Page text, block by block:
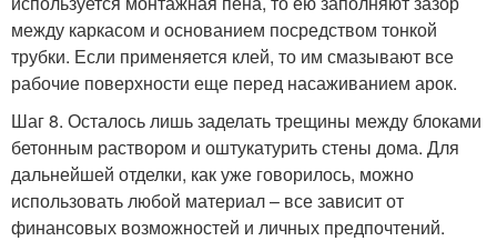
между каркасом и основанием посредством тонкой
трубки. Если применяется клей, то им смазывают все
рабочие поверхности еще перед насаживанием арок.
Шаг 8. Осталось лишь заделать трещины между блоками
бетонным раствором и оштукатурить стены дома. Для
дальнейшей отделки, как уже говорилось, можно
использовать любой материал – все зависит от
финансовых возможностей и личных предпочтений.